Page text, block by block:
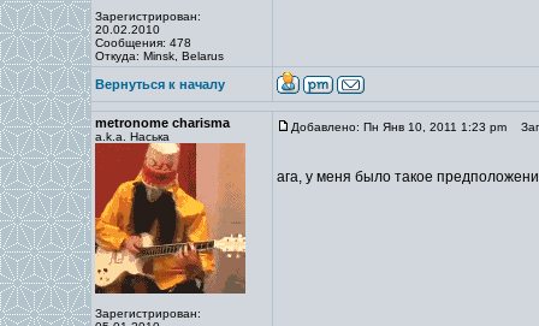
Зарегистрирован:
20.02.2010
Сообщения: 478
Откуда: Minsk, Belarus
Вернуться к началу
metronome charisma
a.k.a. Наська
Зарегистрирован:
Добавлено: Пн Янв 10, 2011 1:23 pm
ага, у меня было такое